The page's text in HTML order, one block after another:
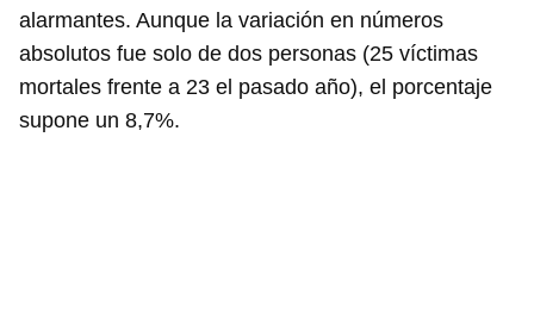
alarmantes. Aunque la variación en números
absolutos fue solo de dos personas (25 víctimas
mortales frente a 23 el pasado año), el porcentaje
supone un 8,7%.